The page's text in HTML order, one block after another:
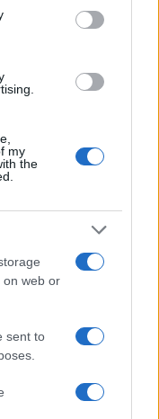
my
the
on web or
sent to
nella
Suina Sardegna